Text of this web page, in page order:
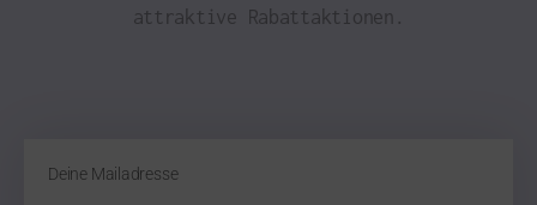
attraktive Rabattaktionen.